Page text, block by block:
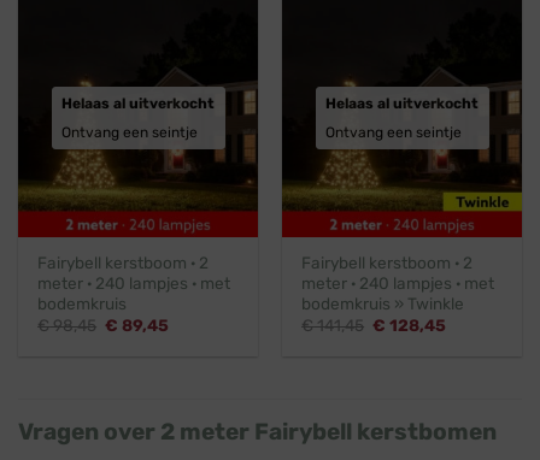
Helaas al uitverkocht
Ontvang een seintje
Fairybell kerstboom · 2
meter · 240 lampjes · met
bodemkruis
€98,45 Oorspronkelijke
€ 89,45
Helaas al uitverkocht
Ontvang een seintje
Fairybell kerstboom · 2
meter · 240 lampjes · met
bodemkruis » Twinkle
€141,45 Oorspronkelijke
€ 128,45
Vragen over 2 meter Fairybell kerstbomen